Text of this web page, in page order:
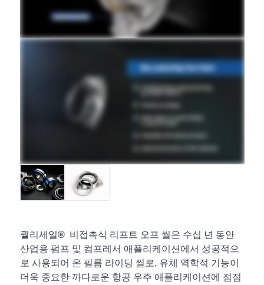
퀄리세일®비접촉식 리프트 오프 씰은 수십 년 동안
산업용 펌프 및 컴프레서 애플리케이션에서 성공적으
로 사용되어 온 필름 라이딩 씰로, 유체 역학적 기능이
더욱 중요한 까다로운 항공 우주 애플리케이션에 점점